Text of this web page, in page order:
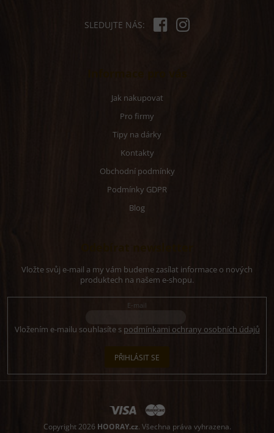
SLEDUJTE NÁS:
Jak nakupovat
Pro firmy
Tipy na dárky
Kontakty
Obchodní podmínky
Podmínky GDPR
Blog
Vložte svůj e-mail a my vám budeme zasílat informace o nových
produktech na našem e-shopu.
E-mail
Vložením e-mailu souhlasíte s podmínkami ochrany osobních údajů
PŘIHLÁSIT SE
Copyright 2026 HOORAY.cz. Všechna práva vyhrazena.